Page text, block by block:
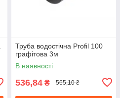
Труба водостічна Profil 100
графітова 3м
В наявності
536,84 ₴ 565,10 ₴